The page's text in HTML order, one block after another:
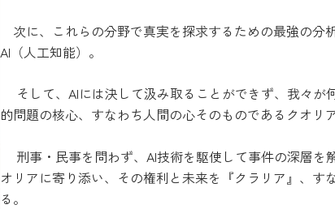
次に、これらの分野で真実を探求するための最強の分
AI（人工知能）。
そして、AIには決して汲み取ることができず、我々が
的問題の核心、すなわち人間の心そのものであるクオリア
刑事・民事を問わず、AI技術を駆使して事件の深層を
オリアに寄り添い、その権利と未来を『クラリア』、す
る。